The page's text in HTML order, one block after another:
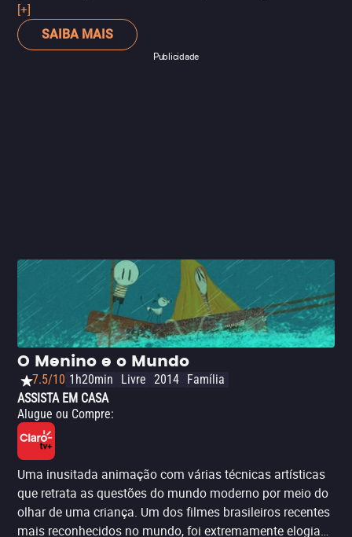
Cardoso, Fernanda Torres, Cláudia Abreu, Matheus
Nachtergaele e Alan Arkin, dirigido por Bruno Barreto.
Baseado no livro homônimo de Fernando Gabeira
[+]
SAIBA MAIS
Publicidade
O Menino e o Mundo
7.5/10 1h20min Livre 2014 Família
ASSISTA EM CASA
Alugue ou Compre:
Uma inusitada animação com várias técnicas artísticas
que retrata as questões do mundo moderno por meio do
olhar de uma criança. Um dos filmes brasileiros recentes
mais reconhecidos no mundo, foi extremamente elogiado